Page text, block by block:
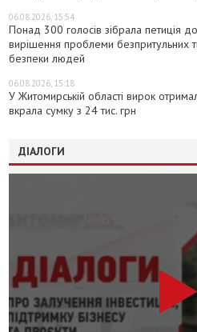
06.08.2026, 15:54
Понад 300 голосів зібрала петиція
вирішення проблеми безпритульних
безпеки людей
06.08.2026, 15:18
У Житомирській області вирок
вкрала сумку з 24 тис. грн
ДІАЛОГИ